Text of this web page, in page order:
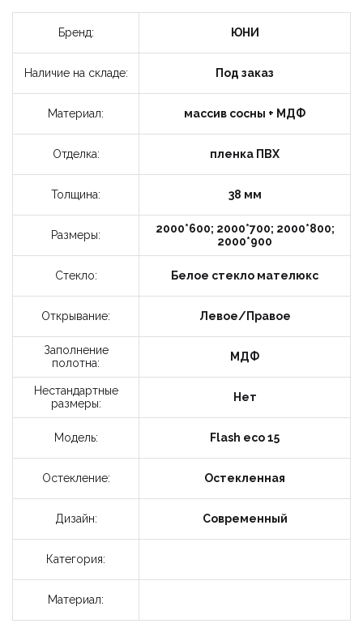
Бренд: ЮНИ
Наличие на складе: Под заказ
Материал: массив сосны + МДФ
Отделка: пленка ПВХ
Толщина: 38 мм
Размеры:
2000*600; 2000*700; 2000*800;
2000*900
Стекло: Белое стекло мателюкс
Открывание: Левое/Правое
Заполнение
полотна:
МДФ
Нестандартные
размеры:
Нет
Модель: Flash eco 15
Остекление: Остекленная
Дизайн: Современный
Категория:
Материал:
Цвет модели:
Интерьер:
звонка:
12-18
Я принимаю условия политики
конфиденциальности и пользовательского